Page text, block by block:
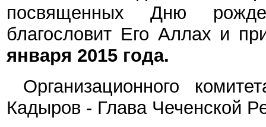
посвященных Дню
благословит Его Аллах и
января 2015 года.
Организационного
Кадыров - Глава Чеченской